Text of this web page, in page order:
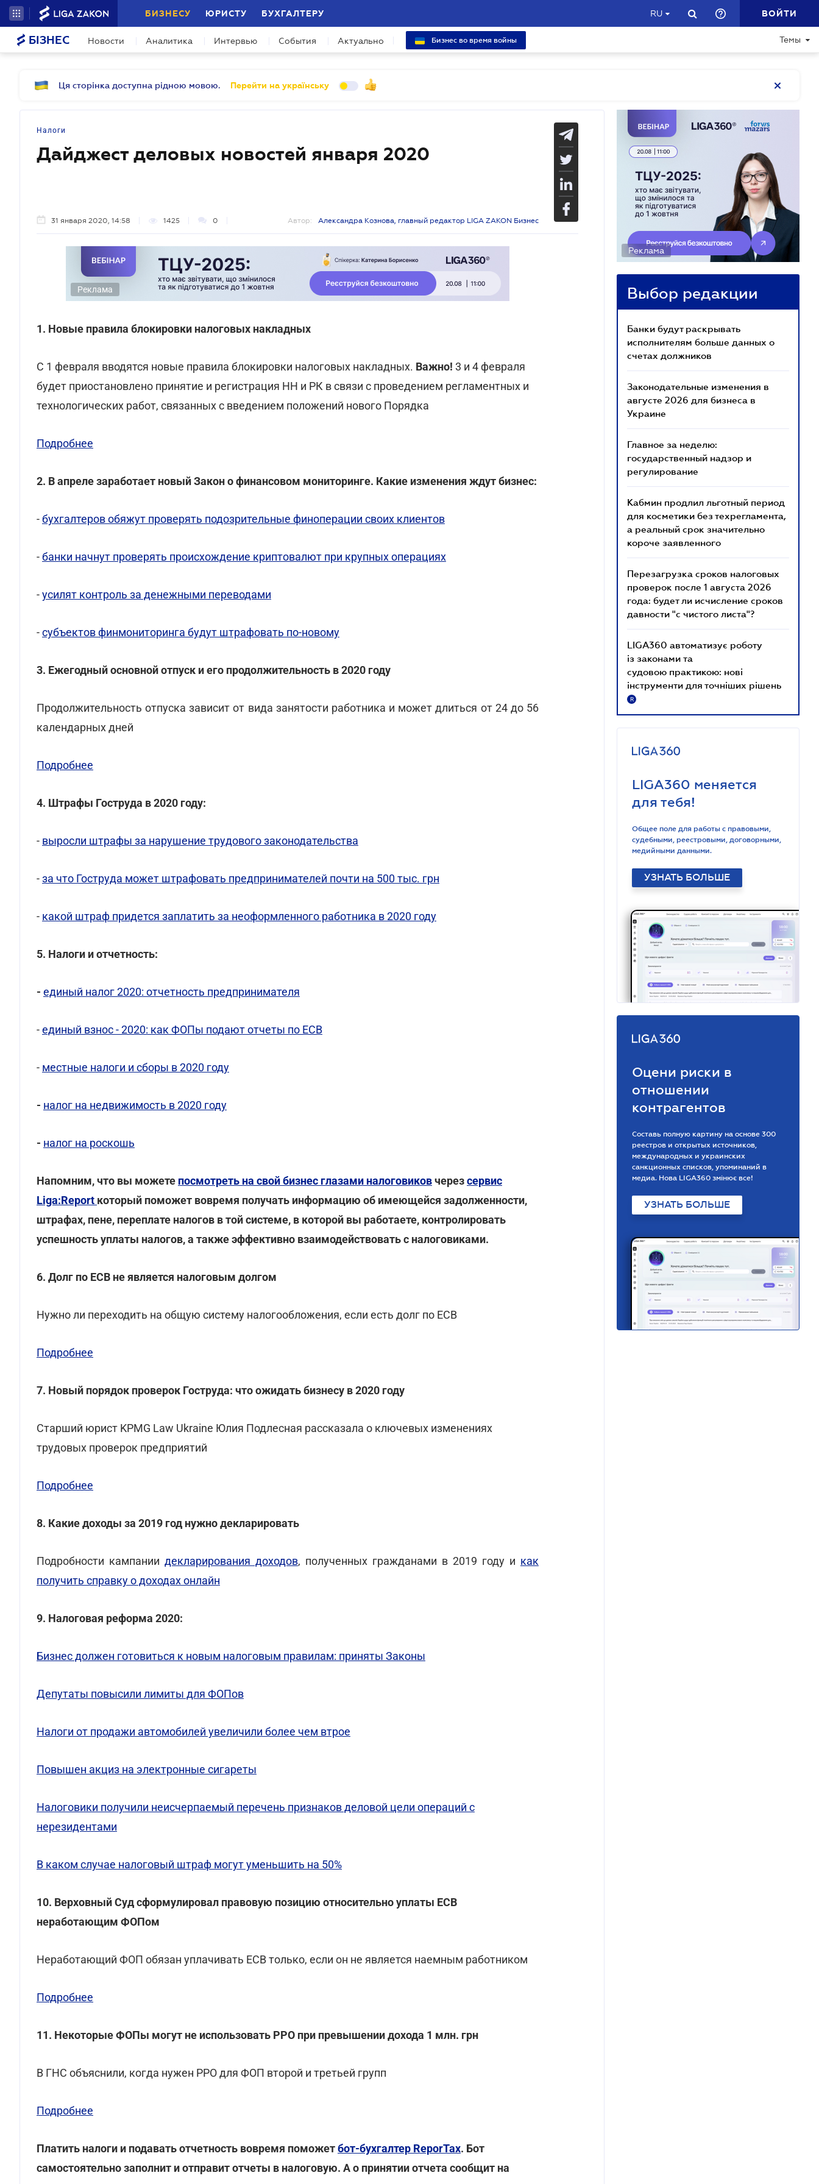
БИЗНЕСУ ЮРИСТУ БУХГАЛТЕРУ RU ВОЙТИ
БІЗНЕС Новости Аналитика Интервью События Актуально Бизнес во время войны Темы
Ця сторінка доступна рідною мовою. Перейти на українську
Налоги
Дайджест деловых новостей января 2020
31 января 2020, 14:58 1425 0 Автор: Александра Кознова, главный редактор LIGA ZAKON Бизнес
Реклама
1. Новые правила блокировки налоговых накладных
С 1 февраля вводятся новые правила блокировки налоговых накладных. Важно! 3 и 4 февраля
будет приостановлено принятие и регистрация НН и РК в связи с проведением регламентных и
технологических работ, связанных с введением положений нового Порядка
Подробнее
2. В апреле заработает новый Закон о финансовом мониторинге. Какие изменения ждут бизнес:
-бухгалтеров обяжут проверять подозрительные финоперации своих клиентов
-банки начнут проверять происхождение криптовалют при крупных операциях
-усилят контроль за денежными переводами
-субъектов финмониторинга будут штрафовать по-новому
3. Ежегодный основной отпуск и его продолжительность в 2020 году
Продолжительность отпуска зависит от вида занятости работника и может длиться от 24 до 56
календарных дней
Подробнее
4. Штрафы Гоструда в 2020 году:
- выросли штрафы за нарушение трудового законодательства
-за что Гоструда может штрафовать предпринимателей почти на 500 тыс. грн
- какой штраф придется заплатить за неоформленного работника в 2020 году
5. Налоги и отчетность:
- единый налог 2020: отчетность предпринимателя
-единый взнос - 2020: как ФОПы подают отчеты по ЕСВ
- местные налоги и сборы в 2020 году
- налог на недвижимость в 2020 году
- налог на роскошь
Напомним, что вы можете посмотреть на свой бизнес глазами налоговиковчерезсервис
Liga:Report который поможет вовремя получать информацию об имеющейся задолженности,
штрафах, пене, переплате налогов в той системе, в которой вы работаете, контролировать
успешность уплаты налогов, а также эффективно взаимодействовать с налоговиками.
6. Долг по ЕСВ не является налоговым долгом
Нужно ли переходить на общую систему налогообложения, если есть долг по ЕСВ
Подробнее
7. Новый порядок проверок Гоструда: что ожидать бизнесу в 2020 году
Cтарший юрист KPMG Law Ukraine Юлия Подлесная рассказала о ключевых изменениях
трудовых проверок предприятий
Подробнее
8. Какие доходы за 2019 год нужно декларировать
Подробности кампании декларирования доходов, полученных гражданами в 2019 году и как
получить справку о доходах онлайн
9. Налоговая реформа 2020:
Бизнес должен готовиться к новым налоговым правилам: приняты Законы
Депутаты повысили лимиты для ФОПов
Налоги от продажи автомобилей увеличили более чем втрое
Повышен акциз на электронные сигареты
Налоговики получили неисчерпаемый перечень признаков деловой цели операций с
нерезидентами
В каком случае налоговый штраф могут уменьшить на 50%
10. Верховный Суд сформулировал правовую позицию относительно уплаты ЕСВ
неработающим ФОПом
Неработающий ФОП обязан уплачивать ЕСВ только, если он не является наемным работником
Подробнее
11. Некоторые ФОПы могут не использовать РРО при превышении дохода 1 млн. грн
В ГНС объяснили, когда нужен РРО для ФОП второй и третьей групп
Подробнее
Платить налоги и подавать отчетность вовремя поможетбот-бухгалтер ReporTax. Бот
самостоятельно заполнит и отправит отчеты в налоговую. А о принятии отчета сообщит на
Реклама
Выбор редакции
Банки будут раскрывать
исполнителям больше данных о
счетах должников
Законодательные изменения в
августе 2026 для бизнеса в
Украине
Главное за неделю:
государственный надзор и
регулирование
Кабмин продлил льготный период
для косметики без техрегламента,
а реальный срок значительно
короче заявленного
Перезагрузка сроков налоговых
проверок после 1 августа 2026
года: будет ли исчисление сроков
давности "с чистого листа"?
LIGA360 автоматизує роботу
із законами та
судовою практикою: нові
інструменти для точніших рішень
R
LIGA360 меняется
для тебя!
Общее поле для работы с правовыми,
судебными, реестровыми, договорными,
медийными данными.
УЗНАТЬ БОЛЬШЕ
Оцени риски в
отношении
контрагентов
Составь полную картину на основе 300
реестров и открытых источников,
международных и украинских
санкционных списков, упоминаний в
медиа. Нова LIGA360 змінює все!
УЗНАТЬ БОЛЬШЕ